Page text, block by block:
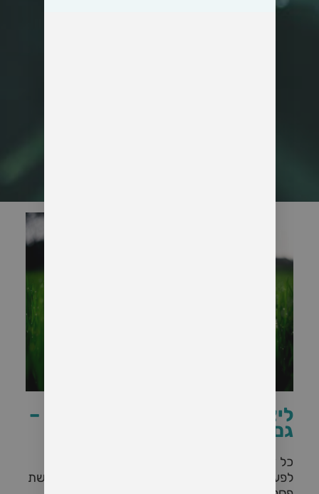
ליצירת חיבור, תקשורת ואהבה –
גם כשנדמה שזה אבוד
כל זוג חווה תקופות של קרבה – וגם של ריחוק.
לפעמים זה מתחיל בשקט, באכזבות קטנות, בתחושת